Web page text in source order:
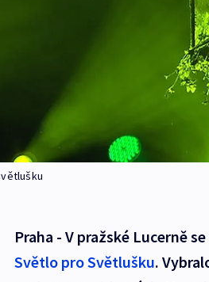
Praha - V pražské Lucerně
Světlo pro Světlušku.